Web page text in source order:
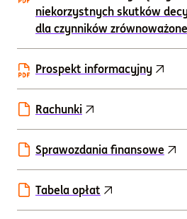
niekorzystnych skutków
dla czynników
Prospekt informacyjny
Rachunki
Sprawozdania finansowe
Tabela opłat